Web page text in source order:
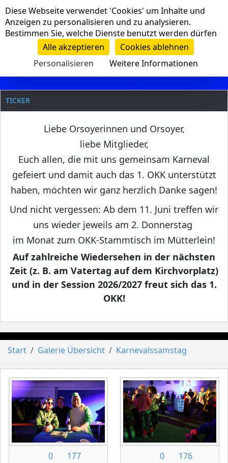
Navigation
Clanname
TICKER
Liebe Orsoyerinnen und Orsoyer,
liebe Mitglieder,
Euch allen, die mit uns gemeinsam Karneval
gefeiert und damit auch das 1. OKK unterstützt
haben, möchten wir ganz herzlich Danke sagen!
Und nicht vergessen: Ab dem 11. Juni treffen wir
uns wieder jeweils am 2. Donnerstag
im Monat zum OKK-Stammtisch im Mütterlein!
Auf zahlreiche Wiedersehen in der nächsten
Zeit (z. B. am Vatertag auf dem Kirchvorplatz)
und in der Session 2026/2027 freut sich das 1.
OKK!
Start Galerie Übersicht Karnevalssamstag
0 177 0 176
Cookie-Einstellungen
Diese Webseite verwendet 'Cookies' um Inhalte und
Anzeigen zu personalisieren und zu analysieren.
Bestimmen Sie, welche Dienste benutzt werden dürfen
Alle akzeptieren
Cookies ablehnen
Personalisieren
Weitere Informationen